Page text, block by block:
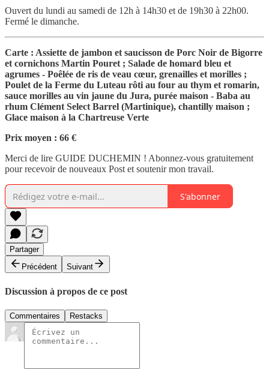
Ouvert du lundi au samedi de 12h à 14h30 et de 19h30 à 22h00.
Fermé le dimanche.
Carte : Assiette de jambon et saucisson de Porc Noir de Bigorre
et cornichons Martin Pouret ; Salade de homard bleu et
agrumes - Poêlée de ris de veau cœur, grenailles et morilles ;
Poulet de la Ferme du Luteau rôti au four au thym et romarin,
sauce morilles au vin jaune du Jura, purée maison - Baba au
rhum Clément Select Barrel (Martinique), chantilly maison ;
Glace maison à la Chartreuse Verte
Prix moyen : 66 €
Merci de lire GUIDE DUCHEMIN ! Abonnez-vous gratuitement
pour recevoir de nouveaux Post et soutenir mon travail.
S'abonner
Partager
Précédent
Suivant
Discussion à propos de ce post
Commentaires Restacks